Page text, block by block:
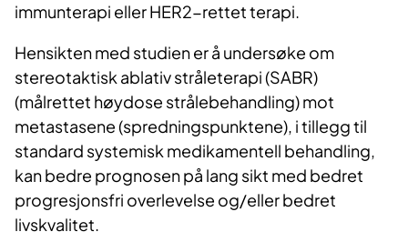
immunterapi eller HER2-rettet terapi.
Hensikten med studien er å undersøke om
stereotaktisk ablativ stråleterapi (SABR)
(målrettet høydose strålebehandling) mot
metastasene (spredningspunktene), i tillegg til
standard systemisk medikamentell behandling,
kan bedre prognosen på lang sikt med bedret
progresjonsfri overlevelse og/eller bedret
livskvalitet.